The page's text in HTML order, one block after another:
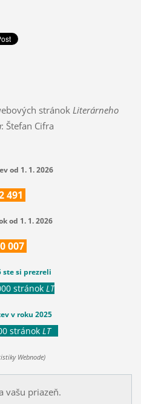
stránok Literárneho
: Štefan Cifra
od 1. 1. 2026
491
od 1. 1. 2026
007
ste si prezreli
stránok LT
v roku 2025
stránok LT
Webnode)
vašu priazeň.